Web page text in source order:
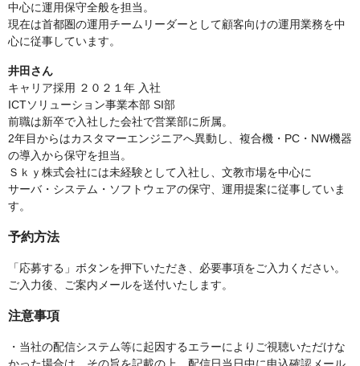
中心に運用保守全般を担当。
現在は首都圏の運用チームリーダーとして顧客向けの運用業務を中
心に従事しています。
井田さん
キャリア採用 ２０２１年 入社
ICTソリューション事業本部 SI部
前職は新卒で入社した会社で営業部に所属。
2年目からはカスタマーエンジニアへ異動し、複合機・PC・NW機器
の導入から保守を担当。
Ｓｋｙ株式会社には未経験として入社し、文教市場を中心に
サーバ・システム・ソフトウェアの保守、運用提案に従事していま
す。
予約方法
「応募する」ボタンを押下いただき、必要事項をご入力ください。
ご入力後、ご案内メールを送付いたします。
注意事項
・当社の配信システム等に起因するエラーによりご視聴いただけな